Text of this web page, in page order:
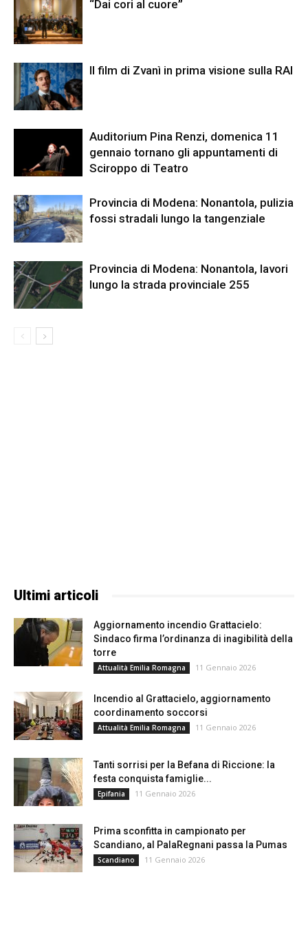
“Dai cori al cuore”
Il film di Zvanì in prima visione sulla RAI
Auditorium Pina Renzi, domenica 11
gennaio tornano gli appuntamenti di
Sciroppo di Teatro
Provincia di Modena: Nonantola, pulizia
fossi stradali lungo la tangenziale
Provincia di Modena: Nonantola, lavori
lungo la strada provinciale 255
Ultimi articoli
Aggiornamento incendio Grattacielo:
Sindaco firma l’ordinanza di inagibilità della
torre
Attualità Emilia Romagna 11 Gennaio 2026
Incendio al Grattacielo, aggiornamento
coordinamento soccorsi
Attualità Emilia Romagna 11 Gennaio 2026
Tanti sorrisi per la Befana di Riccione: la
festa conquista famiglie...
Epifania 11 Gennaio 2026
Prima sconfitta in campionato per
Scandiano, al PalaRegnani passa la Pumas
Scandiano 11 Gennaio 2026